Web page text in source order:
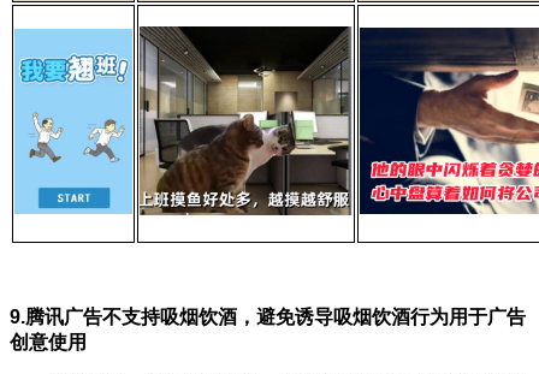
9.腾讯广告不支持吸烟饮酒，避免诱导吸烟饮酒行为用于广告
创意使用